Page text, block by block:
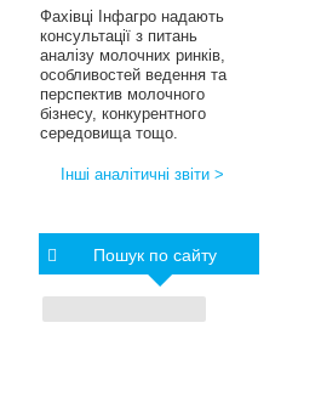
Фахівці Інфагро надають
консультації з питань
аналізу молочних ринків,
особливостей ведення та
перспектив молочного
бізнесу, конкурентного
середовища тощо.
Інші аналітичні звіти >
Пошук по сайту